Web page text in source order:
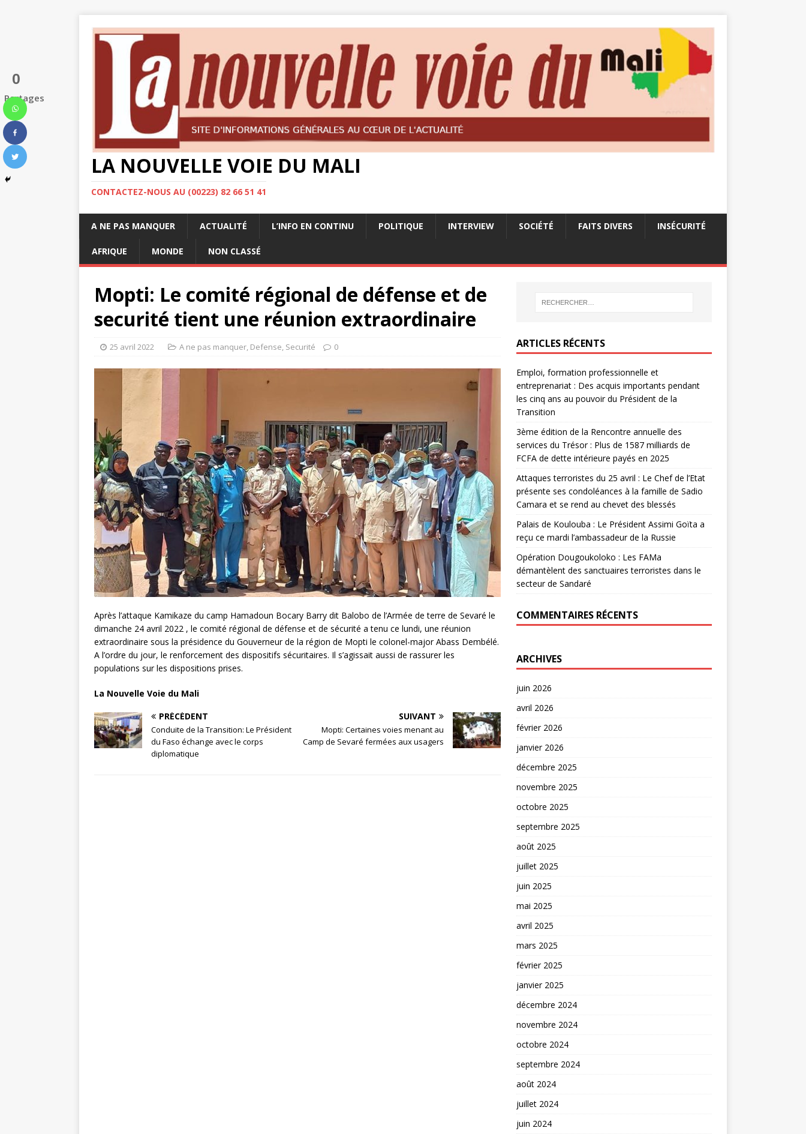
LA NOUVELLE VOIE DU MALI
CONTACTEZ-NOUS AU (00223) 82 66 51 41
A NE PAS MANQUER ACTUALITÉ L’INFO EN CONTINU POLITIQUE INTERVIEW SOCIÉTÉ FAITS DIVERS INSÉCURITÉ
AFRIQUE MONDE NON CLASSÉ
Mopti: Le comité régional de défense et de
securité tient une réunion extraordinaire
25 avril 2022 A ne pas manquer, Defense, Securité 0
Après l’attaque Kamikaze du camp Hamadoun Bocary Barry dit Balobo de l’Armée de terre de Sevaré le
dimanche 24 avril 2022 , le comité régional de défense et de sécurité a tenu ce lundi, une réunion
extraordinaire sous la présidence du Gouverneur de la région de Mopti le colonel-major Abass Dembélé.
A l’ordre du jour, le renforcement des dispositifs sécuritaires. Il s’agissait aussi de rassurer les
populations sur les dispositions prises.
La Nouvelle Voie du Mali
0
Partages
PRÉCÉDENT
Conduite de la Transition: Le Président
du Faso échange avec le corps
diplomatique
SUIVANT
Mopti: Certaines voies menant au
Camp de Sevaré fermées aux usagers
ARTICLES RÉCENTS
Emploi, formation professionnelle et
entreprenariat : Des acquis importants pendant
les cinq ans au pouvoir du Président de la
Transition
3ème édition de la Rencontre annuelle des
services du Trésor : Plus de 1587 milliards de
FCFA de dette intérieure payés en 2025
Attaques terroristes du 25 avril : Le Chef de l’Etat
présente ses condoléances à la famille de Sadio
Camara et se rend au chevet des blessés
Palais de Koulouba : Le Président Assimi Goïta a
reçu ce mardi l’ambassadeur de la Russie
Opération Dougoukoloko : Les FAMa
démantèlent des sanctuaires terroristes dans le
secteur de Sandaré
COMMENTAIRES RÉCENTS
ARCHIVES
juin 2026
avril 2026
février 2026
janvier 2026
décembre 2025
novembre 2025
octobre 2025
septembre 2025
août 2025
juillet 2025
juin 2025
mai 2025
avril 2025
mars 2025
février 2025
janvier 2025
décembre 2024
novembre 2024
octobre 2024
septembre 2024
août 2024
juillet 2024
juin 2024